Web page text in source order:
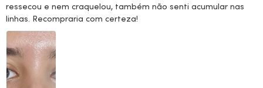
ressecou e nem craquelou, também não senti acumular nas
linhas. Recompraria com certeza!